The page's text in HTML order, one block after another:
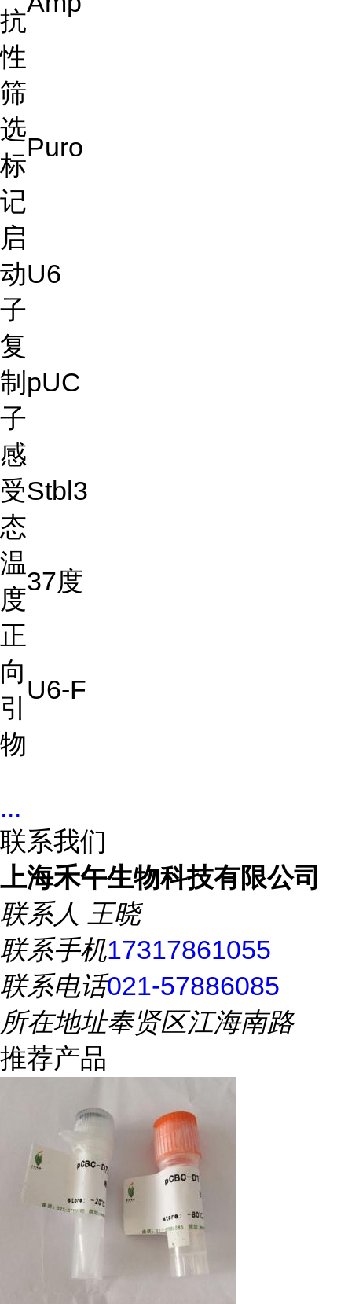
抗
性
筛
选
标
记
Puro
启
动
子
U6
复
制
子
pUC
感
受
态
Stbl3
温
度
37度
正
向
引
物
U6-F
...
联系我们
上海禾午生物科技有限公司
联系人 王晓
联系手机17317861055
联系电话021-57886085
所在地址奉贤区江海南路
推荐产品